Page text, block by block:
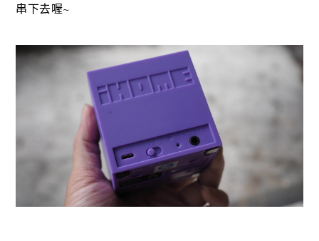
串下去喔~